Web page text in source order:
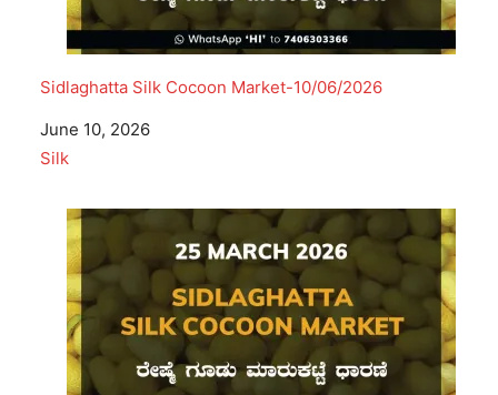
Sidlaghatta Silk Cocoon Market-10/06/2026
Date
June 10, 2026
In relation to
Silk